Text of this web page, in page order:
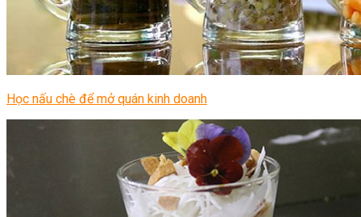
Học nấu chè để mở quán kinh doanh